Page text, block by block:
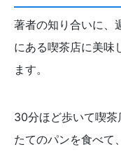
著者の知り合いに、
にある喫茶店に美味
ます。
30分ほど歩いて喫茶
たてのパンを食べて